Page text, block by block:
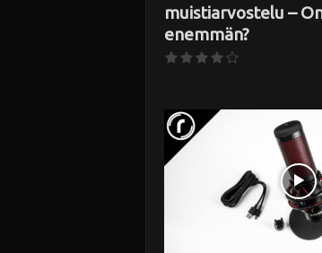
muistiarvostelu –
enemmän?